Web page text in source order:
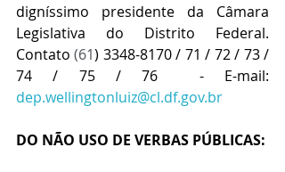
digníssimo presidente da Câmara
Legislativa do Distrito Federal.
Contato (61) 3348-8170 / 71 / 72 / 73 /
dep.wellingtonluiz@cl.df.gov.br
DO NÃO USO DE VERBAS PÚBLICAS: